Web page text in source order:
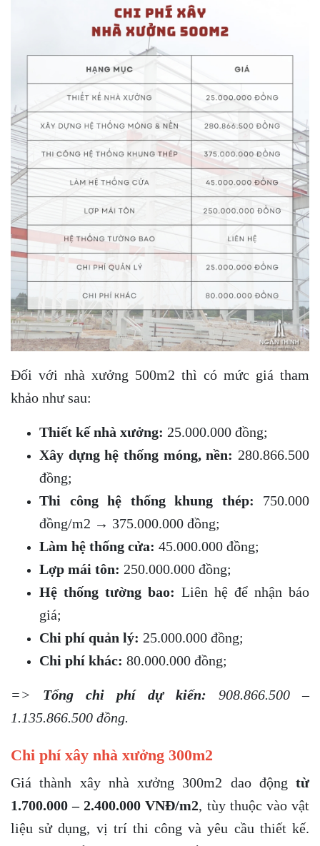
Đối với nhà xưởng 500m2 thì có mức giá tham
khảo như sau:
Thiết kế nhà xưởng: 25.000.000 đồng;
Xây dựng hệ thống móng, nền: 280.866.500
đồng;
Thi công hệ thống khung thép: 750.000
đồng/m2 → 375.000.000 đồng;
Làm hệ thống cửa: 45.000.000 đồng;
Lợp mái tôn: 250.000.000 đồng;
Hệ thống tường bao: Liên hệ để nhận báo
giá;
Chi phí quản lý: 25.000.000 đồng;
Chi phí khác: 80.000.000 đồng;
=> Tổng chi phí dự kiến: 908.866.500 –
1.135.866.500 đồng.
Chi phí xây nhà xưởng 300m2
Giá thành xây nhà xưởng 300m2 dao động từ
1.700.000 – 2.400.000 VNĐ/m2, tùy thuộc vào vật
liệu sử dụng, vị trí thi công và yêu cầu thiết kế.